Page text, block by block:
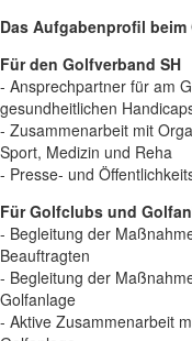
Das Aufgabenprofil beim
Für den Golfverband SH
- Ansprechpartner für am
gesundheitlichen
- Zusammenarbeit mit
Sport, Medizin und Reha
- Presse- und
Für Golfclubs und
- Begleitung der
Beauftragten
- Begleitung der
Golfanlage
- Aktive Zusammenarbeit